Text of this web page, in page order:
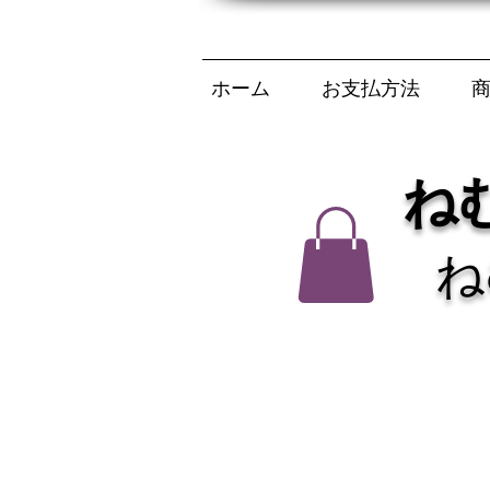
ホーム お支払方法
ね